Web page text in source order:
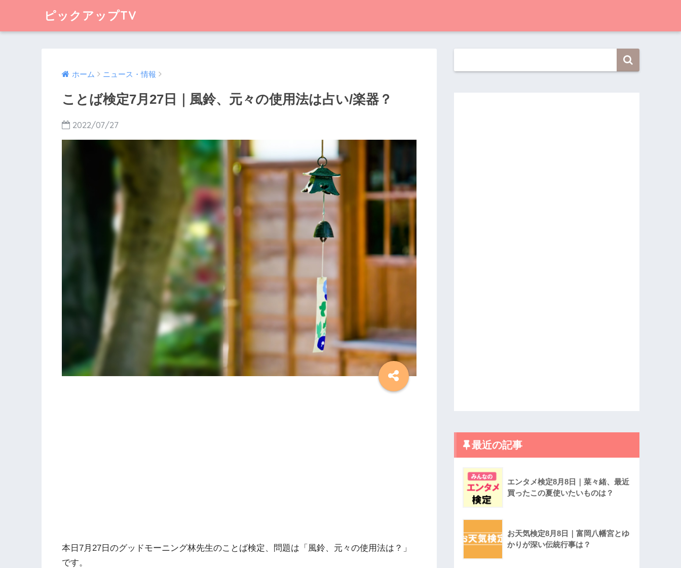
ピックアップTV
ホーム ニュース・情報
ことば検定7月27日｜風鈴、元々の使用法は占い/楽器？
2022/07/27
本日7月27日のグッドモーニング林先生のことば検定、問題は「風鈴、元々の使用法は？」
です。
最近の記事
エンタメ検定8月8日｜菜々緒、最近
買ったこの夏使いたいものは？
お天気検定8月8日｜富岡八幡宮とゆ
かりが深い伝統行事は？